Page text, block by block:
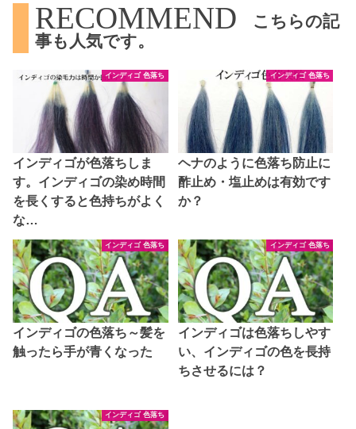
RECOMMEND
こちらの記
事も人気です。
インディゴ 色落ち
インディゴが色落ちしま
す。インディゴの染め時間
を長くすると色持ちがよく
な…
インディゴ 色落ち
ヘナのように色落ち防止に
酢止め・塩止めは有効です
か？
インディゴ 色落ち
インディゴの色落ち～髪を
触ったら手が青くなった
インディゴ 色落ち
インディゴは色落ちしやす
い、インディゴの色を長持
ちさせるには？
インディゴ 色落ち